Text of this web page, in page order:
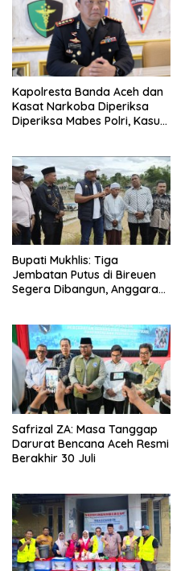
Kapolresta Banda Aceh dan
Kasat Narkoba Diperiksa
Diperiksa Mabes Polri, Kasus
Bupati Mukhlis: Tiga
Jembatan Putus di Bireuen
Segera Dibangun, Anggaran
Safrizal ZA: Masa Tanggap
Darurat Bencana Aceh Resmi
Berakhir 30 Juli